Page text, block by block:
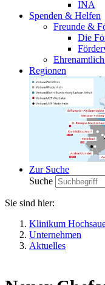
INA
Spenden & Helfen
Freunde &
Die
Regionen
Zur Suche
Suche
Sie sind hier:
Klinikum
Unternehmen
Aktuelles